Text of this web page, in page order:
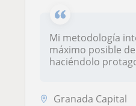
Mi metodología
máximo posible
haciéndolo
Granada Capital